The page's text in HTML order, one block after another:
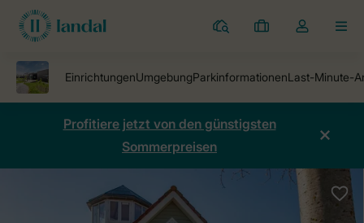
Ferienparks
Meine
Dropdown-
öffnen
Profitiere jetzt von den günstigsten
Sommerpreisen